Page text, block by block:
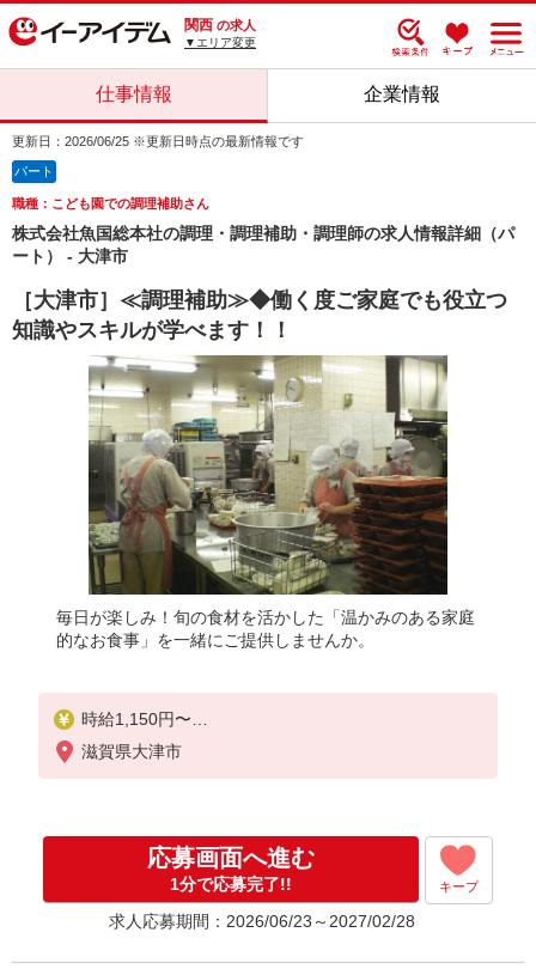
関西 の求人
▼エリア変更
仕事情報 企業情報
更新日：2026/06/25 ※更新日時点の最新情報です
パート
職種：こども園での調理補助さん
株式会社魚国総本社の調理・調理補助・調理師の求人情報詳細（パ
ート） - 大津市
［大津市］≪調理補助≫◆働く度ご家庭でも役立つ
知識やスキルが学べます！！
毎日が楽しみ！旬の食材を活かした「温かみのある家庭
的なお食事」を一緒にご提供しませんか。
時給1,150円〜
＊試用期間あり：2ヶ月（時給1,080円）
滋賀県大津市
応募画面へ進む
1分で応募完了!! キープ
求人応募期間：2026/06/23～2027/02/28